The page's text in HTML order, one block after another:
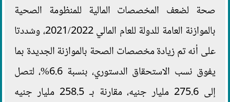
صحة لضعف المخصصات المالية للمنظومة الصحية
بالموازنة العامة للدولة للعام المالي 2021/2022، وشددتا
على أنه تم زيادة مخصصات الصحة بالموازنة الجديدة بما
يفوق نسب الاستحقاق الدستوري، بنسبة 6.6%، لتصل
إلى 275.6 مليار جنيه، مقارنة بـ 258.5 مليار جنيه